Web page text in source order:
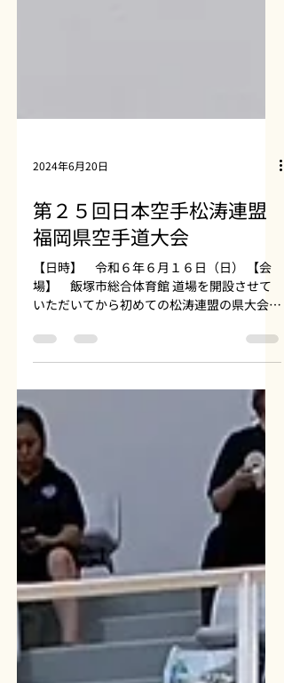
2024年6月20日
第２５回日本空手松涛連盟
福岡県空手道大会
【日時】 令和６年６月１６日（日） 【会
場】 飯塚市総合体育館 道場を開設させて
いただいてから初めての松涛連盟の県大会に
かんなちゃん、かれんちゃん、めいちゃんの
三人でチャレンジしてきました！ 人数はす
くないながらこの大会は全小・全中・高校総
体出場者がいたる所にいる大会なので...